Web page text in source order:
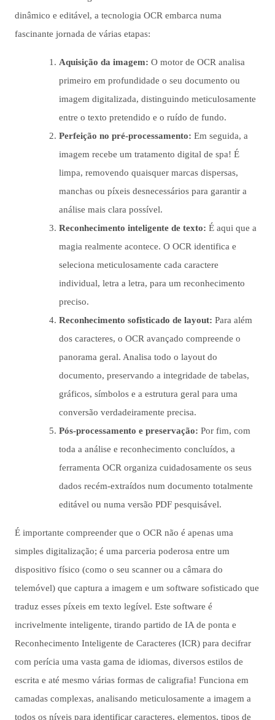
dinâmico e editável, a tecnologia OCR embarca numa
fascinante jornada de várias etapas:
Aquisição da imagem: O motor de OCR analisa
primeiro em profundidade o seu documento ou
imagem digitalizada, distinguindo meticulosamente
entre o texto pretendido e o ruído de fundo.
Perfeição no pré-processamento: Em seguida, a
imagem recebe um tratamento digital de spa! É
limpa, removendo quaisquer marcas dispersas,
manchas ou píxeis desnecessários para garantir a
análise mais clara possível.
Reconhecimento inteligente de texto: É aqui que a
magia realmente acontece. O OCR identifica e
seleciona meticulosamente cada caractere
individual, letra a letra, para um reconhecimento
preciso.
Reconhecimento sofisticado de layout: Para além
dos caracteres, o OCR avançado compreende o
panorama geral. Analisa todo o layout do
documento, preservando a integridade de tabelas,
gráficos, símbolos e a estrutura geral para uma
conversão verdadeiramente precisa.
Pós-processamento e preservação: Por fim, com
toda a análise e reconhecimento concluídos, a
ferramenta OCR organiza cuidadosamente os seus
dados recém-extraídos num documento totalmente
editável ou numa versão PDF pesquisável.
É importante compreender que o OCR não é apenas uma
simples digitalização; é uma parceria poderosa entre um
dispositivo físico (como o seu scanner ou a câmara do
telemóvel) que captura a imagem e um software sofisticado que
traduz esses píxeis em texto legível. Este software é
incrivelmente inteligente, tirando partido de IA de ponta e
Reconhecimento Inteligente de Caracteres (ICR) para decifrar
com perícia uma vasta gama de idiomas, diversos estilos de
escrita e até mesmo várias formas de caligrafia! Funciona em
camadas complexas, analisando meticulosamente a imagem a
todos os níveis para identificar caracteres, elementos, tipos de